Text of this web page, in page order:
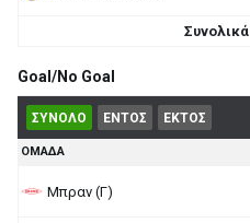
Συνολικά
Goal/No Goal
ΣΥΝΟΛΟ ΕΝΤΟΣ ΕΚΤΟΣ
ΟΜΑΔΑ
Μπραν (Γ)